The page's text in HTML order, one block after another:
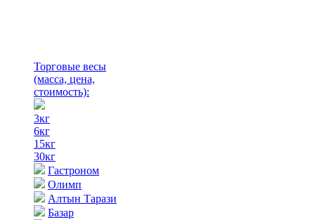
Торговые весы
(масса, цена,
стоимость):
3кг
6кг
15кг
30кг
Гастроном
Олимп
Алтын Тарази
Базар